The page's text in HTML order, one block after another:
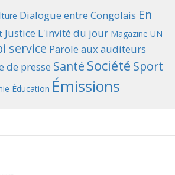
Dialogue entre Congolais En
Justice L'invité du jour Magazine UN
service Parole aux auditeurs
de presse Santé Société Sport
Éducation Émissions